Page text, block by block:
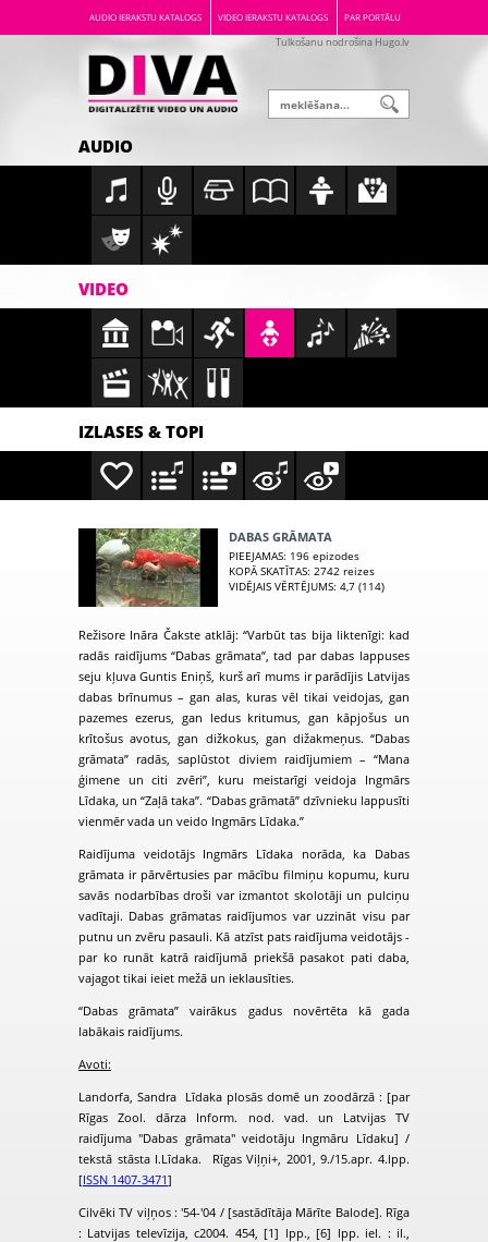
AUDIO IERAKSTU KATALOGS VIDEO IERAKSTU KATALOGS PAR PORTĀLU
Tulkošanu nodrošina Hugo.lv
AUDIO
VIDEO
IZLASES & TOPI
DABAS GRĀMATA
PIEEJAMAS: 196 epizodes
KOPĀ SKATĪTAS: 2742 reizes
VIDĒJAIS VĒRTĒJUMS: 4,7 (114)
Režisore Ināra Čakste atklāj: “Varbūt tas bija liktenīgi: kad
radās raidījums “Dabas grāmata”, tad par dabas lappuses
seju kļuva Guntis Eniņš, kurš arī mums ir parādījis Latvijas
dabas brīnumus – gan alas, kuras vēl tikai veidojas, gan
pazemes ezerus, gan ledus kritumus, gan kāpjošus un
krītošus avotus, gan dižkokus, gan dižakmeņus. “Dabas
grāmata” radās, saplūstot diviem raidījumiem – “Mana
ģimene un citi zvēri”, kuru meistarīgi veidoja Ingmārs
Līdaka, un “Zaļā taka”. “Dabas grāmatā” dzīvnieku lappusīti
vienmēr vada un veido Ingmārs Līdaka.”
Raidījuma veidotājs Ingmārs Līdaka norāda, ka Dabas
grāmata ir pārvērtusies par mācību filmiņu kopumu, kuru
savās nodarbības droši var izmantot skolotāji un pulciņu
vadītaji. Dabas grāmatas raidījumos var uzzināt visu par
putnu un zvēru pasauli. Kā atzīst pats raidījuma veidotājs -
par ko runāt katrā raidījumā priekšā pasakot pati daba,
vajagot tikai ieiet mežā un ieklausīties.
“Dabas grāmata” vairākus gadus novērtēta kā gada
labākais raidījums.
Avoti:
Landorfa, Sandra Līdaka plosās domē un zoodārzā : [par
Rīgas Zool. dārza Inform. nod. vad. un Latvijas TV
raidījuma "Dabas grāmata" veidotāju Ingmāru Līdaku] /
tekstā stāsta I.Līdaka. Rīgas Viļņi+, 2001, 9./15.apr. 4.lpp.
[ISSN 1407-3471]
Cilvēki TV viļņos : '54-'04 / [sastādītāja Mārīte Balode]. Rīga
: Latvijas televīzija, c2004. 454, [1] lpp., [6] lpp. iel. : il.,